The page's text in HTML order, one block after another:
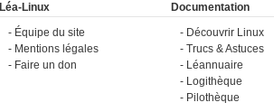
Léa-Linux
Équipe du site
Mentions légales
Faire un don
Documentation
Découvrir Linux
Trucs & Astuces
Léannuaire
Logithèque
Pilothèque